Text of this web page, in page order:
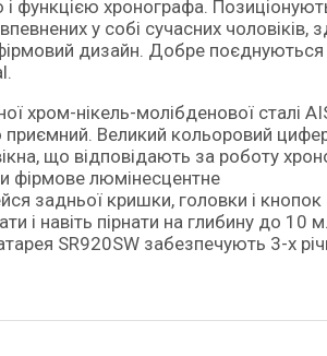
у собі сучасних чоловіків,
дизайн. Добре поєднуються
хром-нікель-молібденової сталі
приємний. Великий кольоровий
що відповідають за роботу
фірмове люмінесцентне
задньої кришки, головки і кнопок
і навіть пірнати на глибину до 10
SR920SW забезпечують 3-х